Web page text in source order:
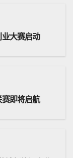
大赛启动
即将启航